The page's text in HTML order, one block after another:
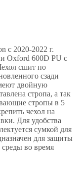
с 2020-2022 г.
Oxford 600D PU с
сшит по
сзади
двойную
стропа, а так
стропы в 5
чехол на
Для удобства
сумкой для
для защиты
во время